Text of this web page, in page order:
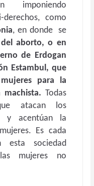
imponiendo
derechos, como
, en donde se
aborto, o en
de Erdogan
Estambul, que
para la
machista. Todas
atacan los
y acentúan la
Es cada
sociedad
mujeres no